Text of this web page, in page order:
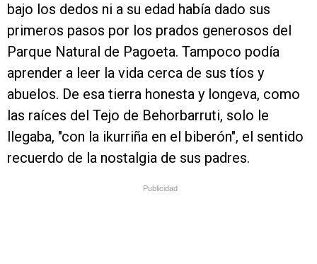
bajo los dedos ni a su edad había dado sus
primeros pasos por los prados generosos del
Parque Natural de Pagoeta. Tampoco podía
aprender a leer la vida cerca de sus tíos y
abuelos. De esa tierra honesta y longeva, como
las raíces del Tejo de Behorbarruti, solo le
llegaba, "con la ikurriña en el biberón", el sentido
recuerdo de la nostalgia de sus padres.
Publicidad